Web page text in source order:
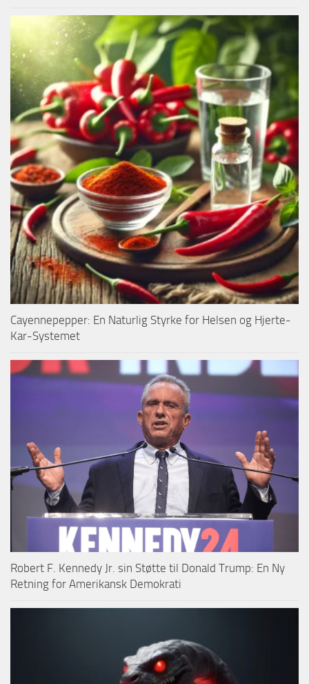
Cayennepepper: En Naturlig Styrke for Helsen og Hjerte-
Kar-Systemet
Robert F. Kennedy Jr. sin Støtte til Donald Trump: En Ny
Retning for Amerikansk Demokrati